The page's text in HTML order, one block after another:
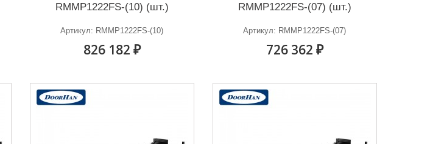
RMMP1222FS-(10) (шт.)
Артикул: RMMP1222FS-(10)
826 182 ₽
RMMP1222FS-(07) (шт.)
Артикул: RMMP1222FS-(07)
726 362 ₽